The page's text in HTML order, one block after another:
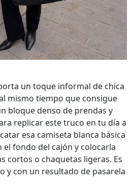
un toque informal de chica
mismo tiempo que consigue
bloque denso de prendas y
replicar este truco en tu día a
esa camiseta blanca básica
fondo del cajón y colocarla
cortos o chaquetas ligeras. Es
y con un resultado de pasarela